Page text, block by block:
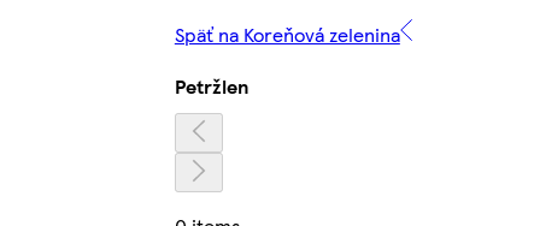
Späť na Koreňová zelenina
Petržlen